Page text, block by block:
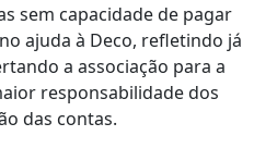
sem capacidade de pagar
ajuda à Deco, refletindo já
a associação para a
responsabilidade dos
das contas.